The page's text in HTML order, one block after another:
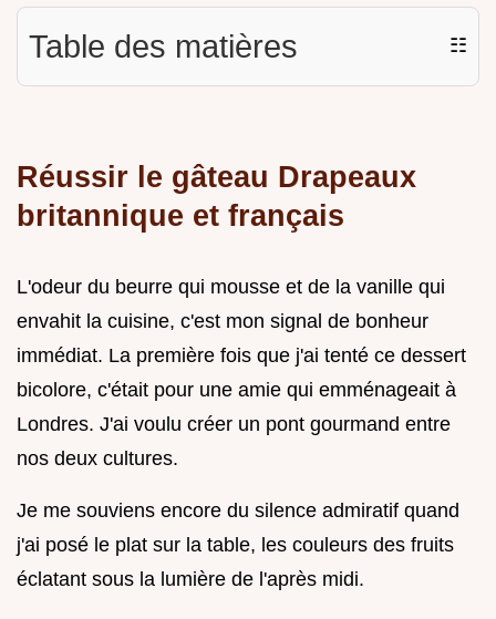
Table des matières ☷
Réussir le gâteau Drapeaux
britannique et français
L'odeur du beurre qui mousse et de la vanille qui
envahit la cuisine, c'est mon signal de bonheur
immédiat. La première fois que j'ai tenté ce dessert
bicolore, c'était pour une amie qui emménageait à
Londres. J'ai voulu créer un pont gourmand entre
nos deux cultures.
Je me souviens encore du silence admiratif quand
j'ai posé le plat sur la table, les couleurs des fruits
éclatant sous la lumière de l'après midi.